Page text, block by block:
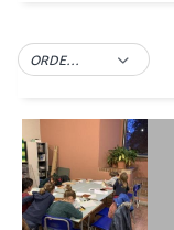
ORDER BY DEFAULT